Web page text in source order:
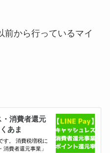
前から行っているマイ